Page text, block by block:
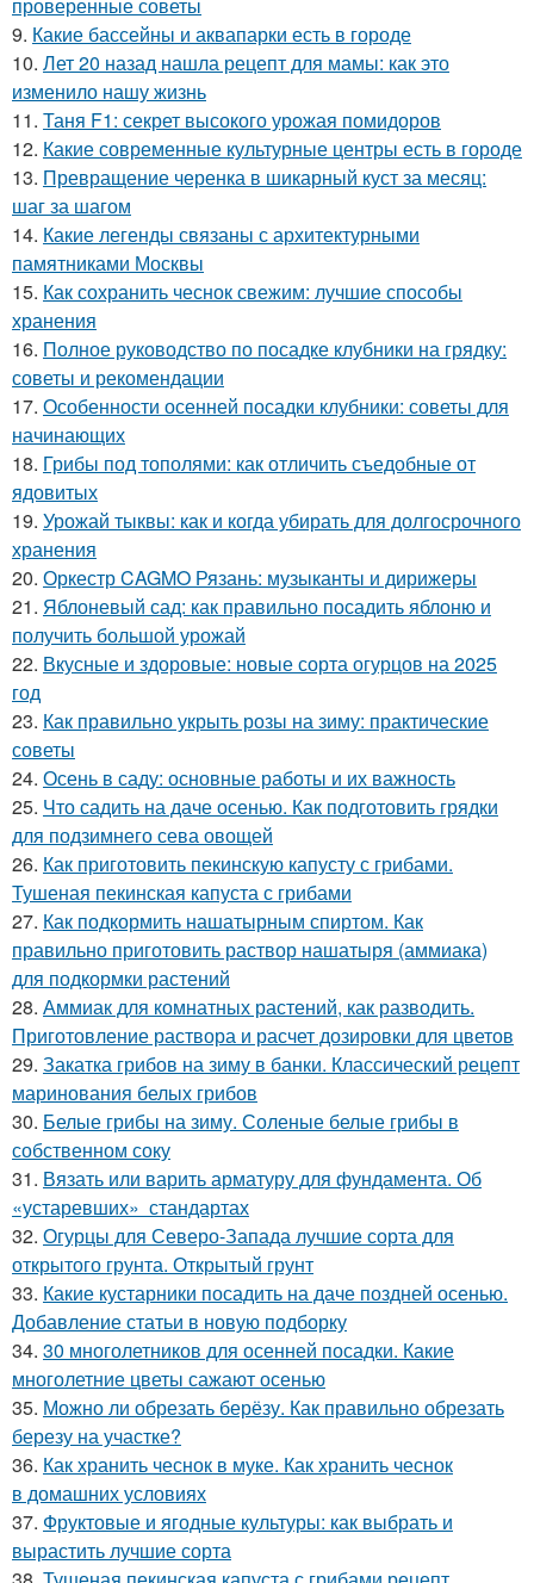
9. Какие бассейны и аквапарки есть в городе
10. Лет 20 назад нашла рецепт для мамы: как это
изменило нашу жизнь
11. Таня F1: секрет высокого урожая помидоров
12. Какие современные культурные центры есть в городе
13. Превращение черенка в шикарный куст за месяц:
шаг за шагом
14. Какие легенды связаны с архитектурными
памятниками Москвы
15. Как сохранить чеснок свежим: лучшие способы
хранения
16. Полное руководство по посадке клубники на грядку:
советы и рекомендации
17. Особенности осенней посадки клубники: советы для
начинающих
18. Грибы под тополями: как отличить съедобные от
ядовитых
19. Урожай тыквы: как и когда убирать для долгосрочного
хранения
20. Оркестр CAGMO Рязань: музыканты и дирижеры
21. Яблоневый сад: как правильно посадить яблоню и
получить большой урожай
22. Вкусные и здоровые: новые сорта огурцов на 2025
год
23. Как правильно укрыть розы на зиму: практические
советы
24. Осень в саду: основные работы и их важность
25. Что садить на даче осенью. Как подготовить грядки
для подзимнего сева овощей
26. Как приготовить пекинскую капусту с грибами.
Тушеная пекинская капуста с грибами
27. Как подкормить нашатырным спиртом. Как
правильно приготовить раствор нашатыря (аммиака)
для подкормки растений
28. Аммиак для комнатных растений, как разводить.
Приготовление раствора и расчет дозировки для цветов
29. Закатка грибов на зиму в банки. Классический рецепт
маринования белых грибов
30. Белые грибы на зиму. Соленые белые грибы в
собственном соку
31. Вязать или варить арматуру для фундамента. Об
«устаревших» стандартах
32. Огурцы для Северо-Запада лучшие сорта для
открытого грунта. Открытый грунт
33. Какие кустарники посадить на даче поздней осенью.
Добавление статьи в новую подборку
34. 30 многолетников для осенней посадки. Какие
многолетние цветы сажают осенью
35. Можно ли обрезать берёзу. Как правильно обрезать
березу на участке?
36. Как хранить чеснок в муке. Как хранить чеснок
в домашних условиях
37. Фруктовые и ягодные культуры: как выбрать и
вырастить лучшие сорта